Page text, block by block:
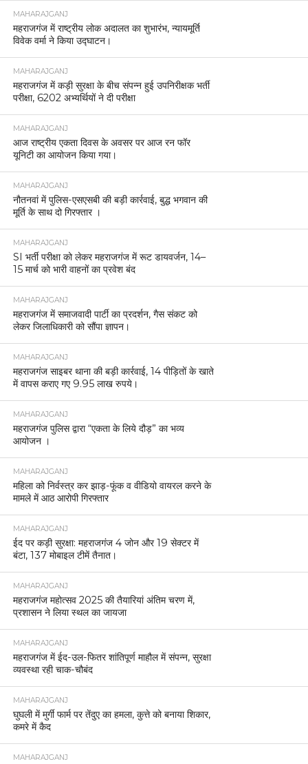
MAHARAJGANJ
महराजगंज में राष्ट्रीय लोक अदालत का शुभारंभ, न्यायमूर्ति
विवेक वर्मा ने किया उद्घाटन।
MAHARAJGANJ
महराजगंज में कड़ी सुरक्षा के बीच संपन्न हुई उपनिरीक्षक भर्ती
परीक्षा, 6202 अभ्यर्थियों ने दी परीक्षा
MAHARAJGANJ
आज राष्ट्रीय एकता दिवस के अवसर पर आज रन फॉर
यूनिटी का आयोजन किया गया।
MAHARAJGANJ
नौतनवां में पुलिस-एसएसबी की बड़ी कार्रवाई, बुद्ध भगवान की
मूर्ति के साथ दो गिरफ्तार ।
MAHARAJGANJ
SI भर्ती परीक्षा को लेकर महराजगंज में रूट डायवर्जन, 14–
15 मार्च को भारी वाहनों का प्रवेश बंद
MAHARAJGANJ
महराजगंज में समाजवादी पार्टी का प्रदर्शन, गैस संकट को
लेकर जिलाधिकारी को सौंपा ज्ञापन।
MAHARAJGANJ
महराजगंज साइबर थाना की बड़ी कार्रवाई, 14 पीड़ितों के खाते
में वापस कराए गए 9.95 लाख रुपये।
MAHARAJGANJ
महराजगंज पुलिस द्वारा “एकता के लिये दौड़” का भव्य
आयोजन ।
MAHARAJGANJ
महिला को निर्वस्त्र कर झाड़-फूंक व वीडियो वायरल करने के
मामले में आठ आरोपी गिरफ्तार
MAHARAJGANJ
ईद पर कड़ी सुरक्षा: महराजगंज 4 जोन और 19 सेक्टर में
बंटा, 137 मोबाइल टीमें तैनात।
MAHARAJGANJ
महराजगंज महोत्सव 2025 की तैयारियां अंतिम चरण में,
प्रशासन ने लिया स्थल का जायजा
MAHARAJGANJ
महराजगंज में ईद-उल-फितर शांतिपूर्ण माहौल में संपन्न, सुरक्षा
व्यवस्था रही चाक-चौबंद
MAHARAJGANJ
घुघली में मुर्गी फार्म पर तेंदुए का हमला, कुत्ते को बनाया शिकार,
कमरे में कैद
MAHARAJGANJ